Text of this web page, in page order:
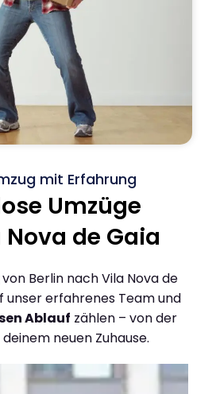
mit Erfahrung
Umzüge
de Gaia
Berlin nach Vila Nova de
unser erfahrenes Team und
Ablauf zählen – von der
neuen Zuhause.